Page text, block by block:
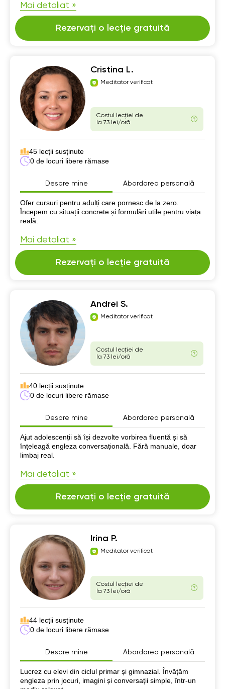
Mai detaliat »
Rezervați o lecție gratuită
Cristina L.
Meditator verificat
Costul lecției de
la 73 lei/oră
45 lecții susținute
0 de locuri libere rămase
Despre mine Abordarea personală
Despre mine
Ofer cursuri pentru adulți care pornesc de la zero.
Începem cu situații concrete și formulări utile pentru viața
reală.
Mai detaliat »
Rezervați o lecție gratuită
Andrei S.
Meditator verificat
Costul lecției de
la 73 lei/oră
40 lecții susținute
0 de locuri libere rămase
Despre mine Abordarea personală
Despre mine
Ajut adolescenții să își dezvolte vorbirea fluentă și să
înțeleagă engleza conversațională. Fără manuale, doar
limbaj real.
Mai detaliat »
Rezervați o lecție gratuită
Irina P.
Meditator verificat
Costul lecției de
la 73 lei/oră
44 lecții susținute
0 de locuri libere rămase
Despre mine Abordarea personală
Despre mine
Lucrez cu elevi din ciclul primar și gimnazial. Învățăm
engleza prin jocuri, imagini și conversații simple, într-un